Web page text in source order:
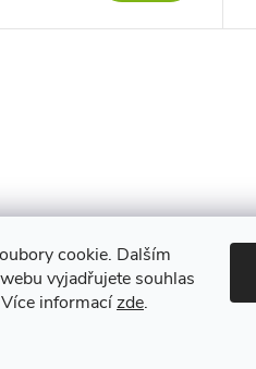
cookie. Dalším
vyjadřujete souhlas
informacízde.
cookies